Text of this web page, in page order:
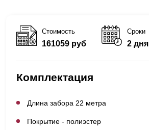
Стоимость
161059 руб
Сроки
2 дня
Комплектация
Длина забора 22 метра
Покрытие - полиэстер